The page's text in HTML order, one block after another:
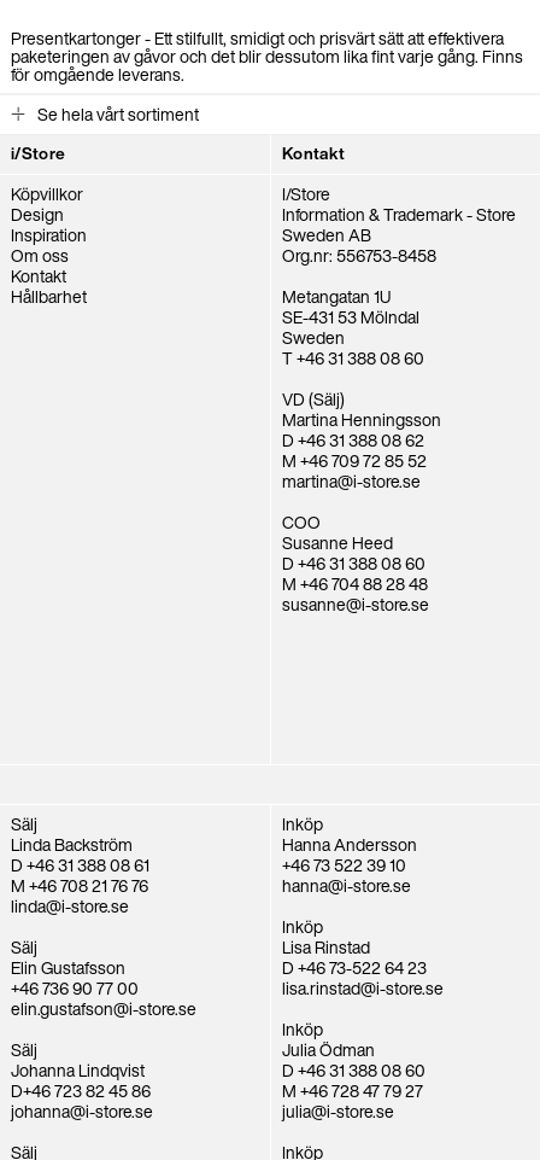
Presentkartonger - Ett stilfullt, smidigt och prisvärt sätt att effektivera
paketeringen av gåvor och det blir dessutom lika fint varje gång. Finns
för omgående leverans.
Se hela vårt sortiment
i/Store
Köpvillkor
Design
Inspiration
Om oss
Kontakt
Hållbarhet
Kontakt
I/Store
Information & Trademark - Store
Sweden AB
Org.nr: 556753-8458
Metangatan 1U
SE-431 53 Mölndal
Sweden
T +46 31 388 08 60
VD (Sälj)
Martina Henningsson
D +46 31 388 08 62
M +46 709 72 85 52
martina@i-store.se
COO
Susanne Heed
D +46 31 388 08 60
M +46 704 88 28 48
susanne@i-store.se
Sälj
Linda Backström
D +46 31 388 08 61
M +46 708 21 76 76
linda@i-store.se
Sälj
Elin Gustafsson
+46 736 90 77 00
elin.gustafson@i-store.se
Sälj
Johanna Lindqvist
D+46 723 82 45 86
johanna@i-store.se
Sälj
Inköp
Hanna Andersson
+46 73 522 39 10
hanna@i-store.se
Inköp
Lisa Rinstad
D +46 73-522 64 23
lisa.rinstad@i-store.se
Inköp
Julia Ödman
D +46 31 388 08 60
M +46 728 47 79 27
julia@i-store.se
Inköp